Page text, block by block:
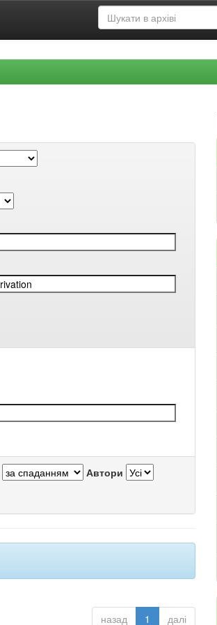
Автори
назад 1 далі